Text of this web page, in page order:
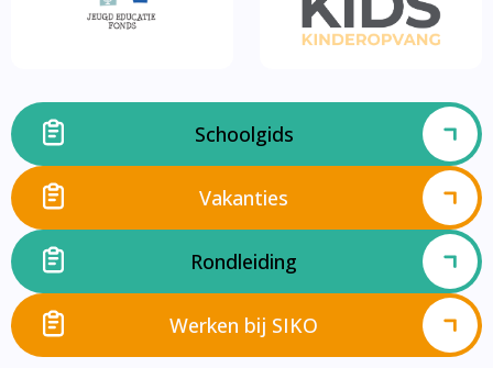
Schoolgids
Vakanties
Rondleiding
Werken bij SIKO